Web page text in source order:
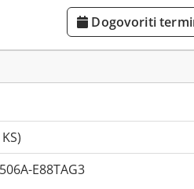
Dogovoriti
E88TAG3